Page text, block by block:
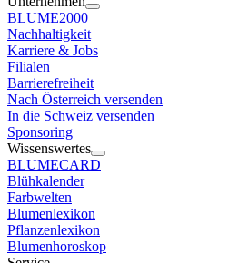
BLUME2000
Nachhaltigkeit
Karriere & Jobs
Filialen
Barrierefreiheit
Nach Österreich versenden
In die Schweiz versenden
Sponsoring
Wissenswertes
BLUMECARD
Blühkalender
Farbwelten
Blumenlexikon
Pflanzenlexikon
Blumenhoroskop